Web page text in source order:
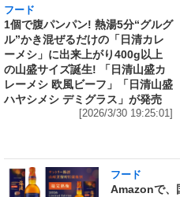
フード
1個で腹パンパン! 熱湯5分“グルグ
ル”かき混ぜるだけの「日清カレ
ーメシ」に出来上がり400g以上
の山盛サイズ誕生! 「日清山盛カ
レーメシ 欧風ビーフ」「日清山盛
ハヤシメシ デミグラス」が発売
[2026/3/30 19:25:01]
フード
Amazonで、